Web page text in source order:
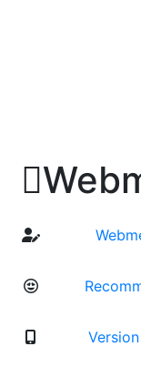
